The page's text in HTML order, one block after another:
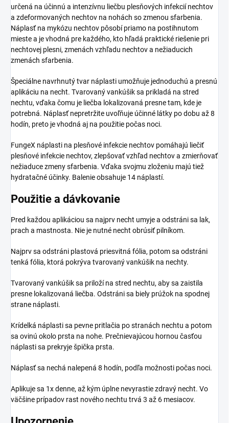
určená na účinnú a intenzívnu liečbu plesňových infekcií nechtov
a zdeformovaných nechtov na nohách so zmenou sfarbenia.
Náplasť na mykózu nechtov pôsobí priamo na postihnutom
mieste a je vhodná pre každého, kto hľadá praktické riešenie pri
nechtovej plesni, zmenách vzhľadu nechtov a nežiaducich
zmenách sfarbenia.
Špeciálne navrhnutý tvar náplasti umožňuje jednoduchú a presnú
aplikáciu na necht. Tvarovaný vankúšik sa prikladá na stred
nechtu, vďaka čomu je liečba lokalizovaná presne tam, kde je
potrebná. Náplasť nepretržite uvoľňuje účinné látky po dobu až 8
hodín, preto je vhodná aj na použitie počas noci.
FungeX náplasti na plesňové infekcie nechtov pomáhajú liečiť
plesňové infekcie nechtov, zlepšovať vzhľad nechtov a zmierňovať
nežiaduce zmeny sfarbenia. Vďaka svojmu zloženiu majú tiež
hydratačné účinky. Balenie obsahuje 14 náplastí.
Použitie a dávkovanie
Pred každou aplikáciou sa najprv necht umyje a odstráni sa lak,
prach a mastnosta. Nie je nutné necht obrúsiť pilníkom.
Najprv sa odstráni plastová priesvitná fólia, potom sa odstráni
tenká fólia, ktorá pokrýva tvarovaný vankúšik na nechty.
Tvarovaný vankúšik sa priloží na stred nechtu, aby sa zaistila
presne lokalizovaná liečba. Odstráni sa biely prúžok na spodnej
strane náplasti.
Krídelká náplasti sa pevne pritlačia po stranách nechtu a potom
sa ovinú okolo prsta na nohe. Prečnievajúcou hornou časťou
náplasti sa prekryje špička prsta.
Náplasť sa nechá nalepená 8 hodín, podľa možnosti počas noci.
Aplikuje sa 1x denne, až kým úplne nevyrastie zdravý necht. Vo
väčšine prípadov rast nového nechtu trvá 3 až 6 mesiacov.